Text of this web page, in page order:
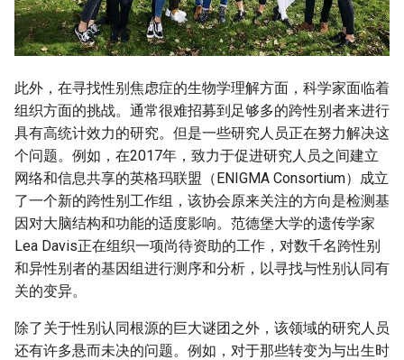
此外，在寻找性别焦虑症的生物学理解方面，科学家面临着
组织方面的挑战。通常很难招募到足够多的跨性别者来进行
具有高统计效力的研究。但是一些研究人员正在努力解决这
个问题。例如，在2017年，致力于促进研究人员之间建立
网络和信息共享的英格玛联盟（ENIGMA Consortium）成立
了一个新的跨性别工作组，该协会原来关注的方向是检测基
因对大脑结构和功能的适度影响。范德堡大学的遗传学家
Lea Davis正在组织一项尚待资助的工作，对数千名跨性别
和异性别者的基因组进行测序和分析，以寻找与性别认同有
关的变异。
除了关于性别认同根源的巨大谜团之外，该领域的研究人员
还有许多悬而未决的问题。例如，对于那些转变为与出生时